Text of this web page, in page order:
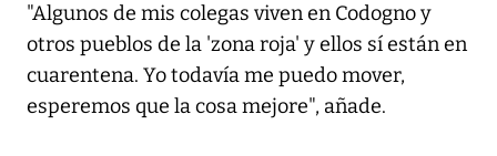
"Algunos de mis colegas viven en Codogno y
otros pueblos de la 'zona roja' y ellos sí están en
cuarentena. Yo todavía me puedo mover,
esperemos que la cosa mejore", añade.